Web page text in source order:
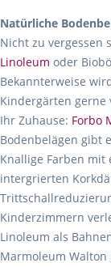
Natürliche
Nicht zu vergessen
Linoleum oder
Bekannterweise
Kindergärten gerne
Ihr Zuhause: Forbo
Bodenbelägen gibt
Knallige Farben mit
intergrierten
Kinderzimmern
Linoleum als
Marmoleum